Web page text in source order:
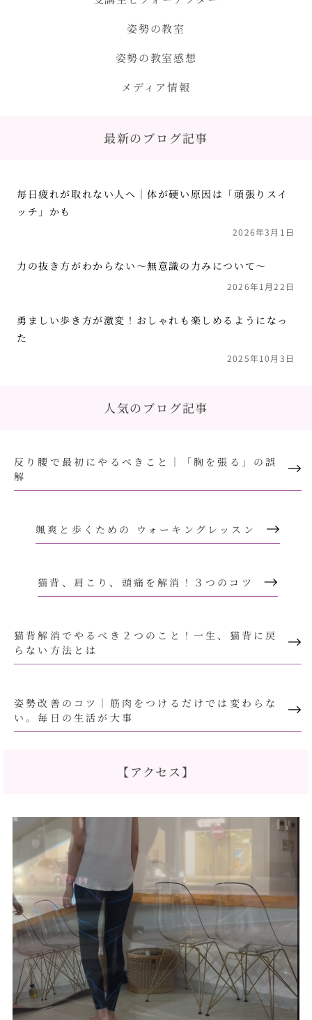
姿勢の教室
姿勢の教室感想
メディア情報
最新のブログ記事
毎日疲れが取れない人へ｜体が硬い原因は「頑張りスイ
ッチ」かも
2026年3月1日
力の抜き方がわからない〜無意識の力みについて〜
2026年1月22日
勇ましい歩き方が激変！おしゃれも楽しめるようになっ
た
2025年10月3日
人気のブログ記事
反り腰で最初にやるべきこと｜「胸を張る」の誤
解
颯爽と歩くための ウォーキングレッスン
猫背、肩こり、頭痛を解消！３つのコツ
猫背解消でやるべき２つのこと！一生、猫背に戻
らない方法とは
姿勢改善のコツ｜筋肉をつけるだけでは変わらな
い。毎日の生活が大事
【アクセス】